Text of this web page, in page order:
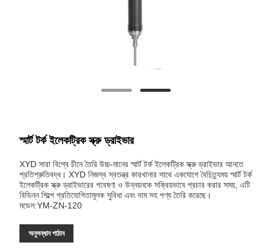
স্মার্ট টর্ক ইলেকট্রিক স্ক্রু ড্রাইভার
XYD সারা বিশ্বে চীনে তৈরি উচ্চ-মানের স্মার্ট টর্ক ইলেকট্রিক স্ক্রু ড্রাইভার আনতে
প্রতিশ্রুতিবদ্ধ। XYD নিজস্ব স্বতন্ত্র কারখানার সাথে একযোগে বৈচিত্র্যময় স্মার্ট টর্ক
ইলেকট্রিক স্ক্রু ড্রাইভারের গবেষণা ও উন্নয়নকে সক্রিয়ভাবে প্রচার করার সময়, এটি
বিভিন্ন শিল্পে প্রতিযোগিতামূলক সুবিধা এবং দাম সহ পণ্য তৈরি করেছে।
মডেল:YM-ZN-120
অনুসন্ধান পাঠান